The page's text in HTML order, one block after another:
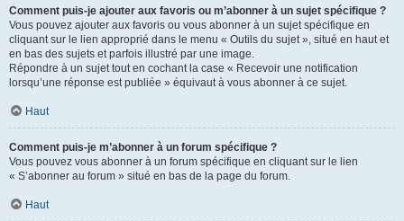
Comment puis-je ajouter aux favoris ou m’abonner à un sujet spécifique ?
Vous pouvez ajouter aux favoris ou vous abonner à un sujet spécifique en
cliquant sur le lien approprié dans le menu « Outils du sujet », situé en haut et
en bas des sujets et parfois illustré par une image.
Répondre à un sujet tout en cochant la case « Recevoir une notification
lorsqu’une réponse est publiée » équivaut à vous abonner à ce sujet.
Haut
Comment puis-je m’abonner à un forum spécifique ?
Vous pouvez vous abonner à un forum spécifique en cliquant sur le lien
« S’abonner au forum » situé en bas de la page du forum.
Haut